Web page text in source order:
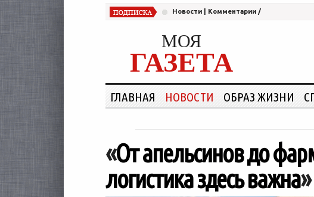
Новости Комментарии /
МОЯ
ГАЗЕТА
ГЛАВНАЯ НОВОСТИ ОБРАЗ ЖИЗНИ
«От апельсинов до
логистика здесь важна»